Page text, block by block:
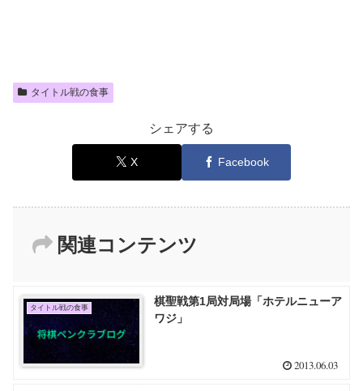
タイトル戦の食事
シェアする
X Facebook
関連コンテンツ
タイトル戦の食事
棋聖戦第1局対局場「ホテルニューア
ワジ」
2013.06.03